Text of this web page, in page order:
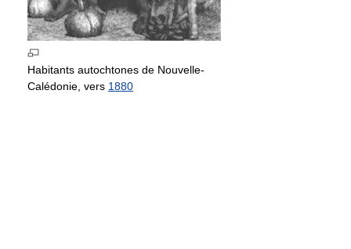
Habitants autochtones de Nouvelle-
Calédonie, vers 1880